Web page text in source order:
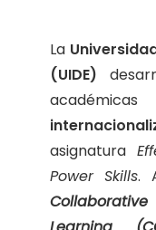
La
(UIDE)
asignatura
Power Skills.